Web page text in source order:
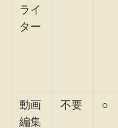
ライ
ター
動画
編集
不要 ○